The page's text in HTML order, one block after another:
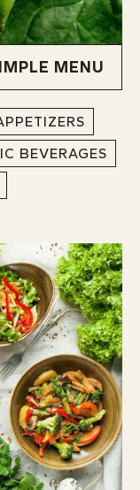
MENU
BEVERAGES